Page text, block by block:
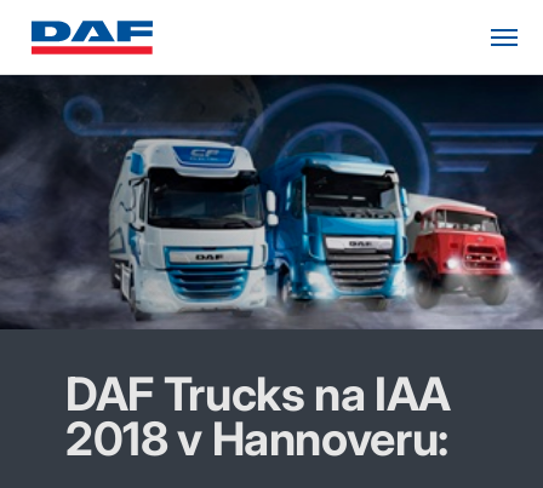
DAF Trucks na IAA
2018 v Hannoveru: